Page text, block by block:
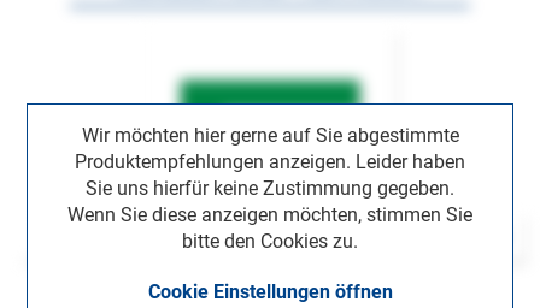
Wir möchten hier gerne auf Sie abgestimmte
Produktempfehlungen anzeigen. Leider haben
Sie uns hierfür keine Zustimmung gegeben.
Wenn Sie diese anzeigen möchten, stimmen Sie
bitte den Cookies zu.
Cookie Einstellungen öffnen